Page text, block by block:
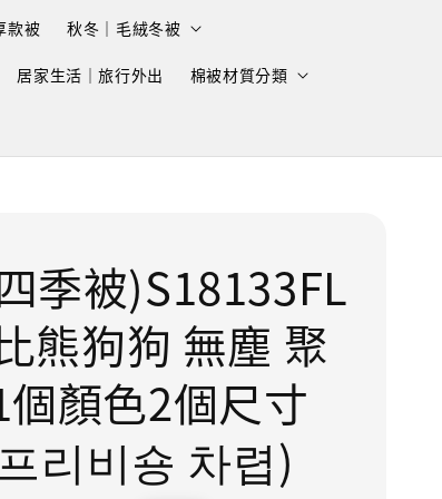
款被 秋冬｜毛絨冬被
居家生活｜旅行外出 棉被材質分類
季被)S18133FL
熊狗狗 無塵 聚
顏色2個尺寸
리비숑 차렵)